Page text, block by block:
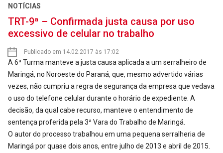
NOTÍCIAS
TRT-9ª – Confirmada justa causa por uso
excessivo de celular no trabalho
Publicado em 14.02.2017 às 17:02
A 6ª Turma manteve a justa causa aplicada a um serralheiro de
Maringá, no Noroeste do Paraná, que, mesmo advertido várias
vezes, não cumpriu a regra de segurança da empresa que vedava
o uso do telefone celular durante o horário de expediente. A
decisão, da qual cabe recurso, manteve o entendimento de
sentença proferida pela 3ª Vara do Trabalho de Maringá.
O autor do processo trabalhou em uma pequena serralheria de
Maringá por quase dois anos, entre julho de 2013 e abril de 2015.